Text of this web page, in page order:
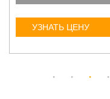
УЗНАТЬ